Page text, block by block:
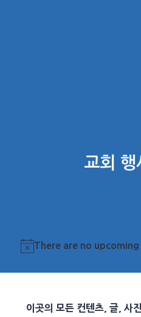
교회 행
Notice
There are no upcoming
이곳의 모든 컨텐츠, 글, 사